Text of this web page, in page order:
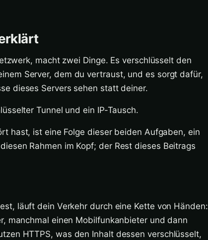
macht zwei Dinge. Es verschlüsselt den
Server, dem du vertraust, und es sorgt dafür,
dieses Servers sehen statt deiner.
Tunnel und ein IP-Tausch.
hast, ist eine Folge dieser beiden Aufgaben, ein
Rahmen im Kopf; der Rest dieses Beitrags
läuft dein Verkehr durch eine Kette von Händen:
manchmal einen Mobilfunkanbieter und dann
HTTPS, was den Inhalt dessen verschlüsselt,